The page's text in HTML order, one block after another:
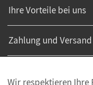
Ihre Vorteile bei uns
Zahlung und Versand
Wir respektieren Ihre